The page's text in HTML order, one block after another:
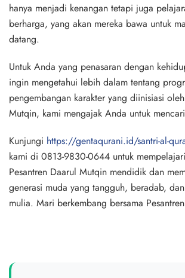
hanya menjadi kenangan tetapi juga
berharga, yang akan mereka bawa untuk
datang.
Untuk Anda yang penasaran dengan
ingin mengetahui lebih dalam tentang
pengembangan karakter yang diinisiasi
Mutqin, kami mengajak Anda untuk
Kunjungi https://gentaqurani.id/santri-al-
kami di 0813-9830-0644 untuk
Pesantren Daarul Mutqin mendidik dan
generasi muda yang tangguh, beradab,
mulia. Mari berkembang bersama